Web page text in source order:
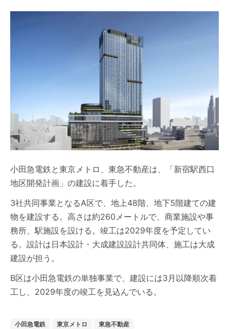
小田急電鉄と東京メトロ、東急不動産は、「新宿駅西口
地区開発計画」の建設に着手した。
3社共同事業となるA区で、地上48階、地下5階建ての建
物を建設する。高さは約260メートルで、商業施設や事
務所、駅施設を設ける。竣工は2029年度を予定してい
る。設計は日本設計・大成建設設計共同体、施工は大成
建設が担う。
B区は小田急電鉄の単独事業で、建設には3月以降順次着
工し、2029年度の竣工を見込んでいる。
小田急電鉄 東京メトロ 東急不動産